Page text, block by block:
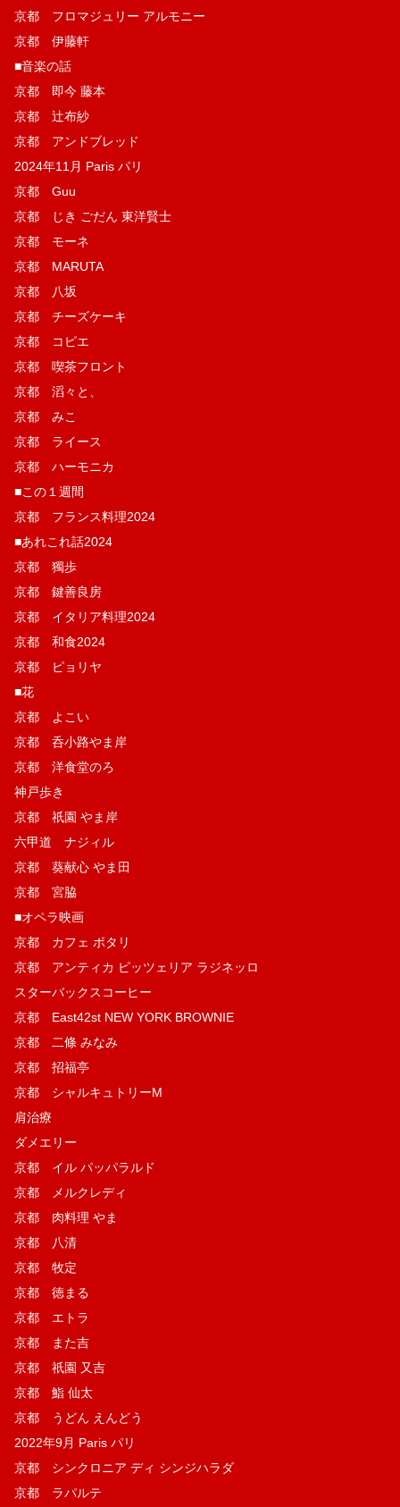
京都 フロマジュリー アルモニー
京都 伊藤軒
■音楽の話
京都 即今 藤本
京都 辻布紗
京都 アンドブレッド
2024年11月 Paris パリ
京都 Guu
京都 じき ごだん 東洋賢士
京都 モーネ
京都 MARUTA
京都 八坂
京都 チーズケーキ
京都 コピエ
京都 喫茶フロント
京都 滔々と、
京都 みこ
京都 ライース
京都 ハーモニカ
■この１週間
京都 フランス料理2024
■あれこれ話2024
京都 獨歩
京都 鍵善良房
京都 イタリア料理2024
京都 和食2024
京都 ピョリヤ
■花
京都 よこい
京都 呑小路やま岸
京都 洋食堂のろ
神戸歩き
京都 祇園 やま岸
六甲道 ナジィル
京都 葵献心 やま田
京都 宮脇
■オペラ映画
京都 カフェ ポタリ
京都 アンティカ ピッツェリア ラジネッロ
スターバックスコーヒー
京都 East42st NEW YORK BROWNIE
京都 二條 みなみ
京都 招福亭
京都 シャルキュトリーM
肩治療
ダメエリー
京都 イル パッパラルド
京都 メルクレディ
京都 肉料理 やま
京都 八清
京都 牧定
京都 徳まる
京都 エトラ
京都 また吉
京都 祇園 又吉
京都 鮨 仙太
京都 うどん えんどう
2022年9月 Paris パリ
京都 シンクロニア ディ シンジハラダ
京都 ラパルテ